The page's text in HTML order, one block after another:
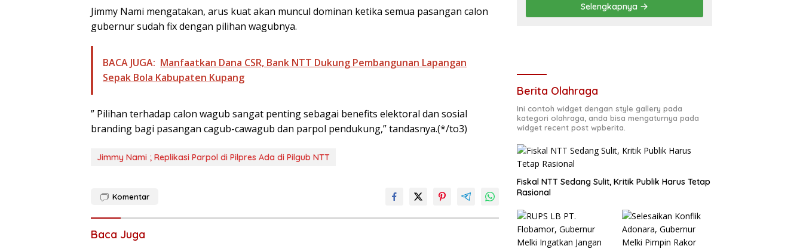
Jimmy Nami mengatakan, arus kuat akan muncul dominan ketika semua pasangan calon
gubernur sudah fix dengan pilihan wagubnya.
BACA JUGA: Manfaatkan Dana CSR, Bank NTT Dukung Pembangunan Lapangan
Sepak Bola Kabupaten Kupang
” Pilihan terhadap calon wagub sangat penting sebagai benefits elektoral dan sosial
branding bagi pasangan cagub-cawagub dan parpol pendukung,” tandasnya.(*/to3)
Jimmy Nami ; Replikasi Parpol di Pilpres Ada di Pilgub NTT
Komentar
Baca Juga
Selengkapnya
Berita Olahraga
Ini contoh widget dengan style gallery pada
kategori olahraga, anda bisa mengaturnya pada
widget recent post wpberita.
Fiskal NTT Sedang Sulit, Kritik Publik Harus Tetap
Rasional